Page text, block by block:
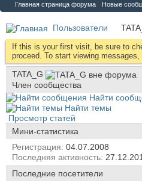
Главная страница форума Новые
Пользователи
If this is your first visit, be sure to
proceed. To start viewing
TATA_G
Член сообщества
Найти
Найти темы
Просмотр статей
Мини-статистика
Регистрация 04.07.2008
Последняя активность
Последние посетители